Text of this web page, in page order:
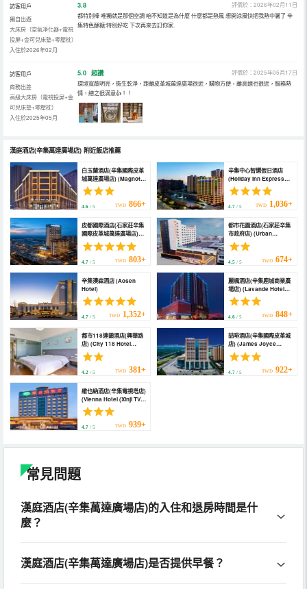
訪客用戶
獨自出遊
大床房（空氣凈化器+電視
投屏+金可兒床墊+零壓枕）
入住於2026年02月
3.8
評價於：2026年02月11日
都特別棒 唯獨就是那個空調 咱不知道是為什麼 什麼都是熱風 想開涼風快把我熱中暑了 辛
集特色酥糖:特別好吃 下次再來去訂你家.
訪客用戶
商務出差
高級大床房（電視投屏+金
可兒床墊+零壓枕）
入住於2025年05月
5.0 超讚
評價於：2025年05月17日
環境寬敞明亮，衞生乾淨，距離皮革城萬達廣場很近，購物方便，離高速也很近，服務熱
情，總之很滿意👍！！
漢庭酒店(辛集萬達廣場店) 附近飯店推薦
白玉蘭酒店(辛集國際皮革
城萬達廣場店) (Magnotel
(Xinji International
Leather Factory Wanda
Plaza Store))
4.6 / 5 TWD 866+
辛集中心智選假日酒店
(Holiday Inn Express
XINJI CITY CENTER by
IHG)
4.7/ 5 TWD 1,036+
皮都國際酒店(石家莊辛集
國際皮革城萬達廣場店)
(Pidu International
Hotel)
4.7 / 5 TWD 803+
都市花園酒店(石家莊辛集
市政府店) (Urban
Garden Hotel
(Shijiazhuang Xinji
Municipal
4.5/ 5 TWD 674+
辛集澳森酒店 (Aosen
Hotel)
4.7 / 5 TWD 1,352+
麗楓酒店(辛集鹿城商業廣
場店) (Lavande Hotel
(Xinji Lucheng
Commercial Plaza))
4.6/ 5 TWD 848+
都市118連鎖酒店(興華路
店) (City 118 Hotel
Chain (Xinghua Road))
4.2 / 5 TWD 381+
喆啡酒店(辛集國際皮革城
店) (James Joyce
Coffetel Hotel (Xinji
International Leather
City))
4.7/ 5 TWD 922+
維也納酒店(辛集電視塔店)
(Vienna Hotel (Xinji TV
Tower))
4.7 / 5 TWD 939+
常見問題
漢庭酒店(辛集萬達廣場店)的入住和退房時間是什
麼？
漢庭酒店(辛集萬達廣場店)是否提供早餐？